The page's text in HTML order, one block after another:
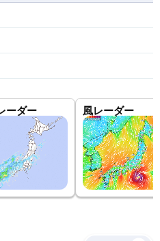
ーダー 風レーダー